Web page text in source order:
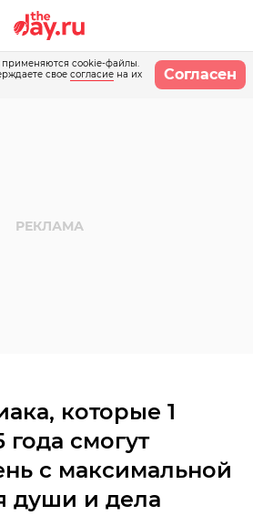
cookie-файлы.
свое согласие на их
Согласен
которые 1
года смогут
с максимальной
души и дела